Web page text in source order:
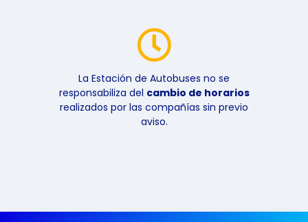
La Estación de Autobuses no se
responsabiliza del cambio de horarios
realizados por las compañías sin previo
aviso.